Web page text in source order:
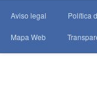
Aviso legal Política
Mapa Web